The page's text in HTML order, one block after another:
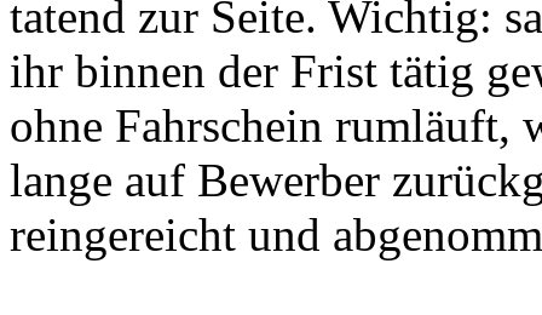
tatend zur Seite. Wichtig:
ihr binnen der Frist tätig
ohne Fahrschein rumläuft,
lange auf Bewerber
reingereicht und